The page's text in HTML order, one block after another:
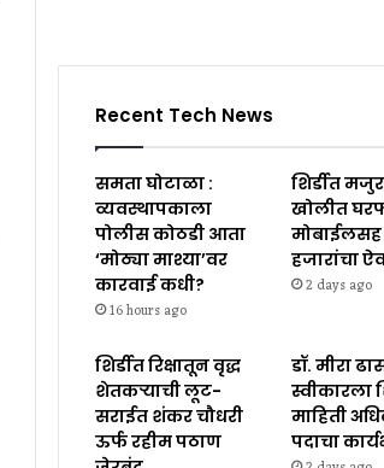
Recent Tech News
समता घोटाळा :
व्यवस्थापकाला
पोलीस कोठडी आता
‘मोठ्या माश्या’वर
कारवाई कधी?
16 hours ago
शिर्डीत
खोलीत
मोबाईलसह
हजारांचा
2 days ago
शिर्डीत रिक्षातून वृद्ध
शेतकऱ्याची लूट-
सराईत शंकर चौधरी
ऊर्फ रहीम पठाण
डॉ. मीरा
स्वीकारला
माहिती
पदाचा